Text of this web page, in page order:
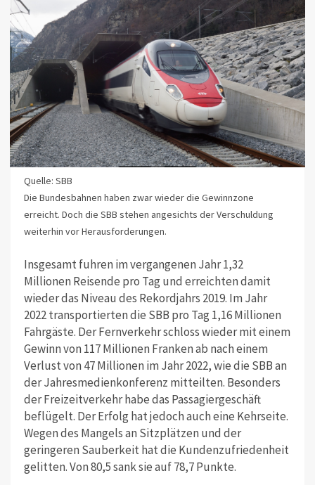
Quelle: SBB
Die Bundesbahnen haben zwar wieder die Gewinnzone
erreicht. Doch die SBB stehen angesichts der Verschuldung
weiterhin vor Herausforderungen.
Insgesamt fuhren im vergangenen Jahr 1,32
Millionen Reisende pro Tag und erreichten damit
wieder das Niveau des Rekordjahrs 2019. Im Jahr
2022 transportierten die SBB pro Tag 1,16 Millionen
Fahrgäste. Der Fernverkehr schloss wieder mit einem
Gewinn von 117 Millionen Franken ab nach einem
Verlust von 47 Millionen im Jahr 2022, wie die SBB an
der Jahresmedienkonferenz mitteilten. Besonders
der Freizeitverkehr habe das Passagiergeschäft
beflügelt. Der Erfolg hat jedoch auch eine Kehrseite.
Wegen des Mangels an Sitzplätzen und der
geringeren Sauberkeit hat die Kundenzufriedenheit
gelitten. Von 80,5 sank sie auf 78,7 Punkte.